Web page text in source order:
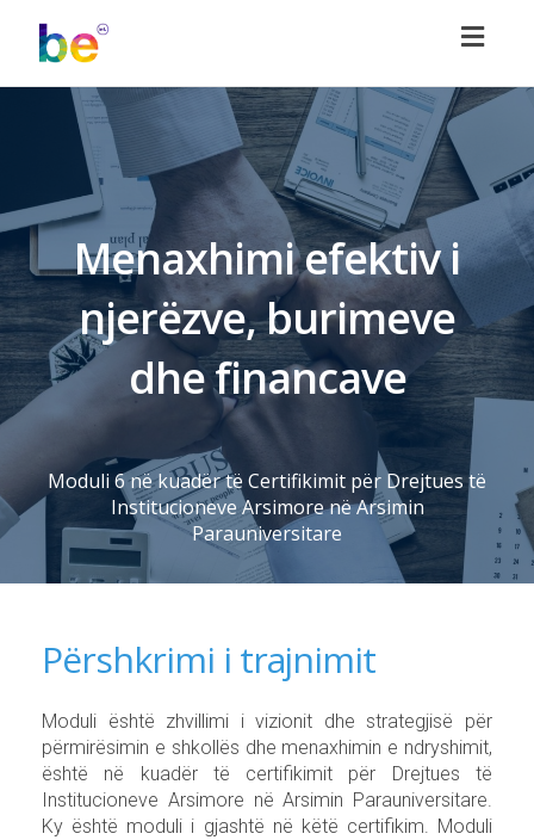
Menaxhimi efektiv i
njerëzve, burimeve
dhe financave
Moduli 6 në kuadër të Certifikimit për Drejtues të
Institucioneve Arsimore në Arsimin
Parauniversitare
Përshkrimi i trajnimit
Moduli është zhvillimi i vizionit dhe strategjisë për
përmirësimin e shkollës dhe menaxhimin e ndryshimit,
është në kuadër të certifikimit për Drejtues të
Institucioneve Arsimore në Arsimin Parauniversitare.
Ky është moduli i gjashtë në këtë certifikim. Moduli